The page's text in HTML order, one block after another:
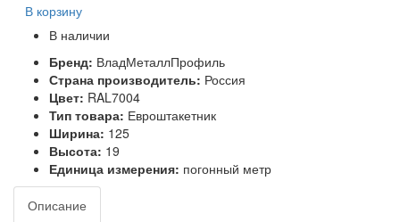
В корзину
В наличии
Бренд: ВладМеталлПрофиль
Страна производитель: Россия
Цвет: RAL7004
Тип товара: Евроштакетник
Ширина: 125
Высота: 19
Единица измерения: погонный метр
Описание